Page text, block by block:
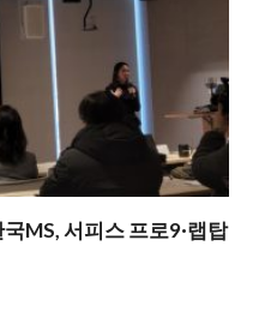
MS, 서피스 프로9·랩탑